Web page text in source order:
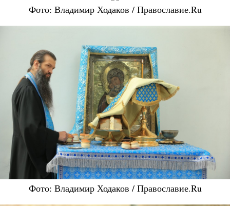
Фото: Владимир Ходаков / Православие.Ru
Фото: Владимир Ходаков / Православие.Ru